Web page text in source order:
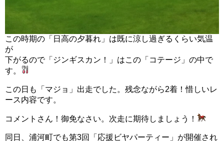
この時期の「日高の夕暮れ」は既に涼し過ぎるくらい気温
が
下がるので「ジンギスカン！」はこの「コテージ」の中で
す。
この日も「マジョ」出走でした。残念ながら2着！惜しいレ
ース内容です。
コメントさん！御免なさい。次走に期待しましょう！
同日、浦河町でも第3回「応援ビヤパーティー」が開催され